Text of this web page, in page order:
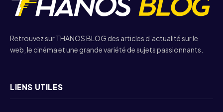
Retrouvez sur THANOS BLOG des articles d’actualité sur le
web, le cinéma et une grande variété de sujets passionnants.
LIENS UTILES